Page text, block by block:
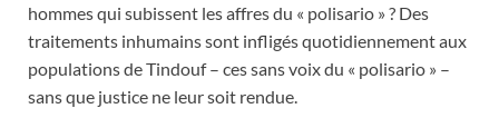
hommes qui subissent les affres du « polisario » ? Des
traitements inhumains sont infligés quotidiennement aux
populations de Tindouf – ces sans voix du « polisario » –
sans que justice ne leur soit rendue.